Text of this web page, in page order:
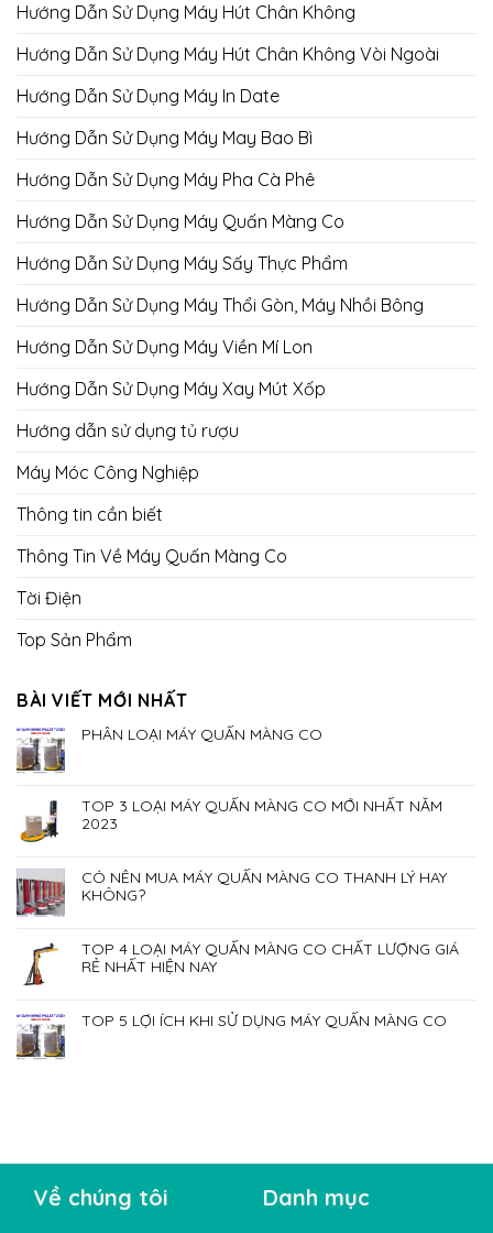
Hướng Dẫn Sử Dụng Máy Hút Chân Không
Hướng Dẫn Sử Dụng Máy Hút Chân Không Vòi Ngoài
Hướng Dẫn Sử Dụng Máy In Date
Hướng Dẫn Sử Dụng Máy May Bao Bì
Hướng Dẫn Sử Dụng Máy Pha Cà Phê
Hướng Dẫn Sử Dụng Máy Quấn Màng Co
Hướng Dẫn Sử Dụng Máy Sấy Thực Phẩm
Hướng Dẫn Sử Dụng Máy Thổi Gòn, Máy Nhồi Bông
Hướng Dẫn Sử Dụng Máy Viền Mí Lon
Hướng Dẫn Sử Dụng Máy Xay Mút Xốp
Hướng dẫn sử dụng tủ rượu
Máy Móc Công Nghiệp
Thông tin cần biết
Thông Tin Về Máy Quấn Màng Co
Tời Điện
Top Sản Phẩm
BÀI VIẾT MỚI NHẤT
PHÂN LOẠI MÁY QUẤN MÀNG CO
TOP 3 LOẠI MÁY QUẤN MÀNG CO MỚI NHẤT NĂM
2023
CÓ NÊN MUA MÁY QUẤN MÀNG CO THANH LÝ HAY
KHÔNG?
TOP 4 LOẠI MÁY QUẤN MÀNG CO CHẤT LƯỢNG GIÁ
RẺ NHẤT HIỆN NAY
TOP 5 LỢI ÍCH KHI SỬ DỤNG MÁY QUẤN MÀNG CO
Về chúng tôi Danh mục